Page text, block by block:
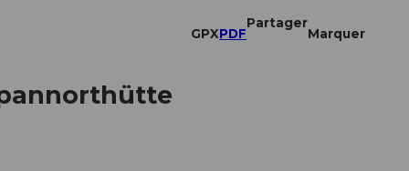
GPXPDF
Partager
Marquer